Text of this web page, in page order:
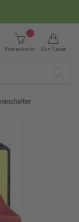
Warenkorb
0
Zur Kasse